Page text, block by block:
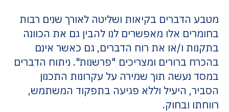
מטבע הדברים בקיאות ושליטה לאורך שנים רבות
בחומרים אלו מאפשרים לנו להבין גם את הכוונה
בתקנות ו/או את רוח הדברים, גם כאשר אינם
בהכרח ברורים ומצריכים "פרשנות". ניתוח הדברים
במסד נעשה תוך שמירה על עקרונות התכנון
הסביר, היעיל וללא פגיעה בתפקוד המשתמש,
רווחתו ובחוק.